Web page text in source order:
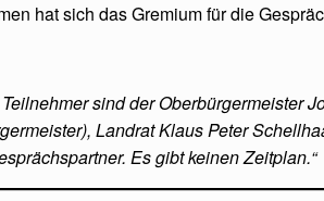
hat sich das Gremium für die
sind der Oberbürgermeister
Landrat Klaus Peter
Es gibt keinen Zeitplan.“